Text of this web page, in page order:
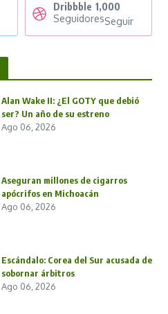
Dribbble 1,000
SeguidoresSeguir
Alan Wake II: ¿El GOTY que debió
ser? Un año de su estreno
Ago 06, 2026
Aseguran millones de cigarros
apócrifos en Michoacán
Ago 06, 2026
Escándalo: Corea del Sur acusada de
sobornar árbitros
Ago 06, 2026